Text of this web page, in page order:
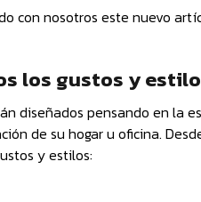
con nosotros este nuevo
los gustos y
diseñados pensando en la
de su hogar u oficina.
y estilos: